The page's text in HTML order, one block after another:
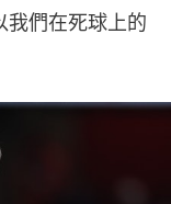
我們在死球上的